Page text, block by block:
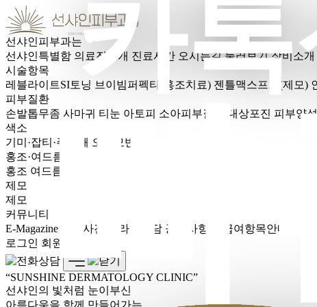
선샤인피부과는
선샤인특별함 의료진소개 진료시간 오시는길 둘러보기 장비소개
시술항목
레블라이트SI토닝 브이빔퍼펙타(홍조치료) 젠틀맥스프로(제모)
피부질환
손발톱무좀 사마귀 티눈 아토피 소아피부질환 대상포진 피부양
색소
기미·잡티·주근깨 오타모반
홍조·여드름
홍조 여드름
제모
제모
커뮤니티
E-Magazine
전후사진 온라인상담 공지사항
비급여항목안내
로그인 회원가입
SUNSHINE DERMATOLOGY CLINIC
선샤인의 빛처럼 눈이부신
아름다움을 함께 만들어가는
카
빠